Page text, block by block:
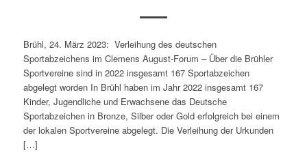
Brühl, 24. März 2023: Verleihung des deutschen
Sportabzeichens im Clemens August-Forum – Über die Brühler
Sportvereine sind in 2022 insgesamt 167 Sportabzeichen
abgelegt worden In Brühl haben im Jahr 2022 insgesamt 167
Kinder, Jugendliche und Erwachsene das Deutsche
Sportabzeichen in Bronze, Silber oder Gold erfolgreich bei einem
der lokalen Sportvereine abgelegt. Die Verleihung der Urkunden
[…]